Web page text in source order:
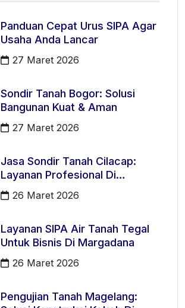
Panduan Cepat Urus SIPA Agar
Usaha Anda Lancar
27 Maret 2026
Sondir Tanah Bogor: Solusi
Bangunan Kuat & Aman
27 Maret 2026
Jasa Sondir Tanah Cilacap:
Layanan Profesional Di
Kecamatan Majenang
26 Maret 2026
Layanan SIPA Air Tanah Tegal
Untuk Bisnis Di Margadana
26 Maret 2026
Pengujian Tanah Magelang: